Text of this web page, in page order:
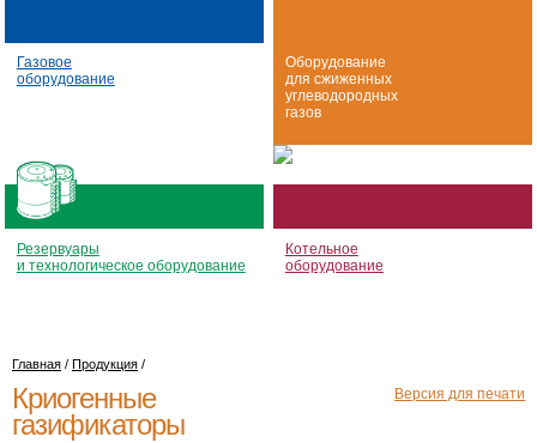
Газовое
оборудование
Оборудование
для сжиженных
углеводородных
газов
Резервуары
и технологическое оборудование
Котельное
оборудование
Главная / Продукция /
Версия для печати
Криогенные
газификаторы